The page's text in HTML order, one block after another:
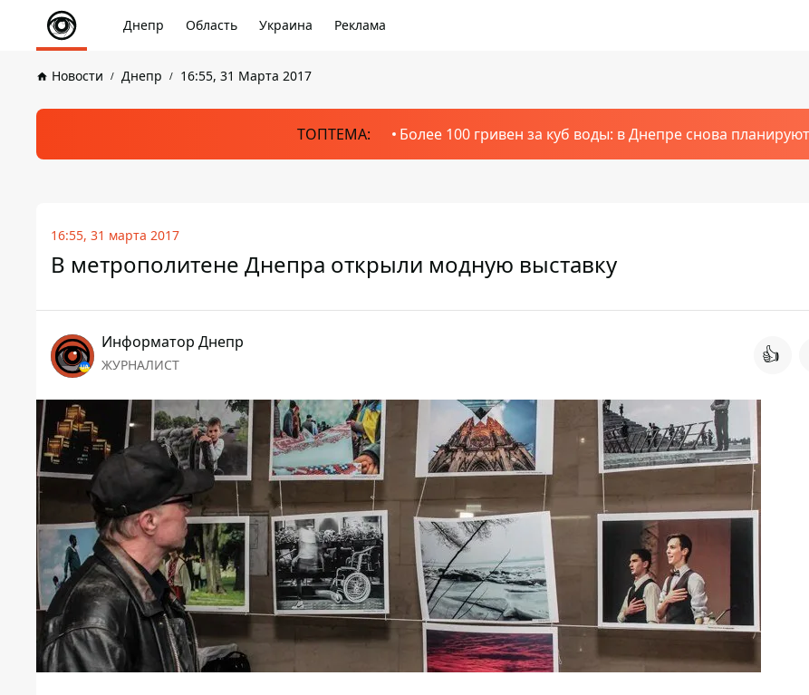
Днепр Область Украина Реклама
Новости Днепр 16:55, 31 Марта 2017
ТОПТЕМА: Более 100 гривен за куб воды: в Днепре снова
16:55, 31 марта 2017
В метрополитене Днепра открыли модную выставку
Информатор Днепр
ЖУРНАЛИСТ 👍